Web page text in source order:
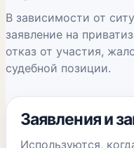
В зависимости от
заявление на
отказ от участия,
судебной позиции.
Заявления и
Используются,